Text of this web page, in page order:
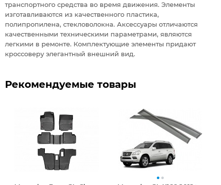
транспортного средства во время движения. Элементы
изготавливаются из качественного пластика,
полипропилена, стекловолокна. Аксессуары отличаются
качественными техническими параметрами, являются
легкими в ремонте. Комплектующие элементы придают
кроссоверу элегантный внешний вид.
Рекомендуемые товары